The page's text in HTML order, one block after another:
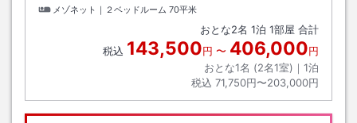
メゾネット｜２ベッドルーム 70平米
おとな2名 1泊 1部屋 合計
税込 143,500円 〜 406,000円
おとな1名 (2名1室)｜ 1泊
税込 71,750円〜203,000円